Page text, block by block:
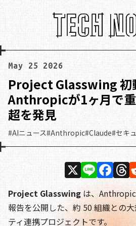
May 25 2026
Project Glasswing 初
Anthropicが1ヶ月で
超を発見
#AIニュース#Anthropic#Claude#セキ
X Li
n
e
F
a
c
e
Project Glasswing は、
報告を公開した、約 50 組織との
ティ連携プロジェクトです。